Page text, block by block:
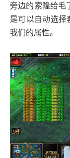
旁边的索隆给毛
是可以自动选择
我们的属性。